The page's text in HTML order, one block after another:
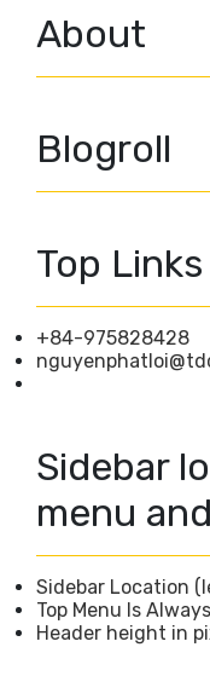
About
Blogroll
Top
+84-975828428
Sidebar
menu
Sidebar Location
Top Menu Is
Header height in